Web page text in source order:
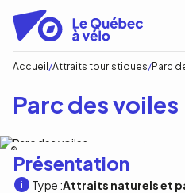
contenu
principal
Fil
d'Ariane
Accueil Attraits touristiques Parc
Parc des voiles
Présentation
Type :Attraits naturels et